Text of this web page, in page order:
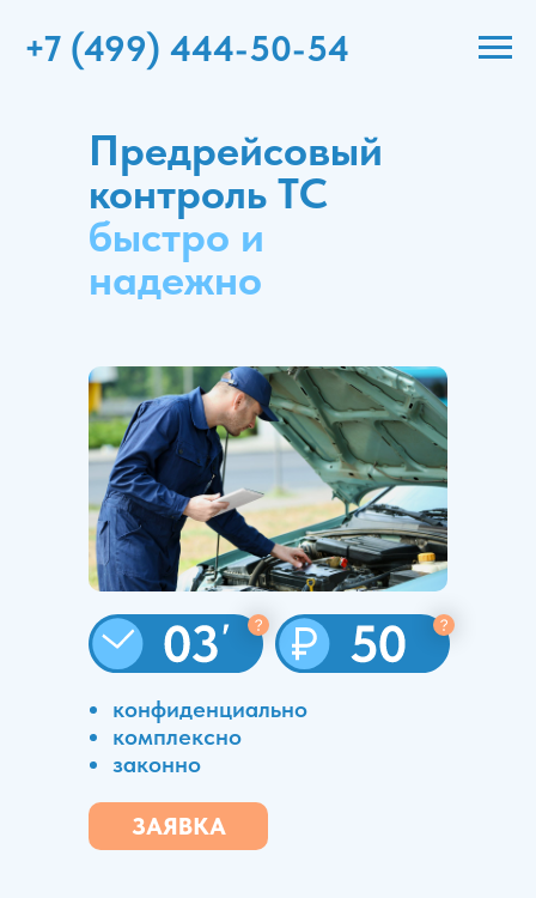
+7 (499) 444-50-54
конфиденциально
комплексно
законно
Предрейсовый
контроль ТС
быстро и
надежно
ЗАЯВКА